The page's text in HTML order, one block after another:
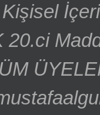
Kişisel
20.ci